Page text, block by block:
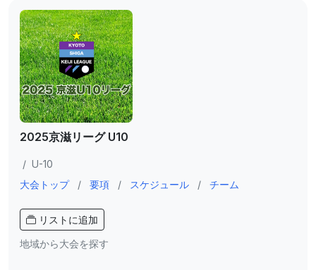
2025京滋リーグ U10
/ U-10
大会トップ
/ 要項 / スケジュール / チーム
リストに追加
地域から大会を探す